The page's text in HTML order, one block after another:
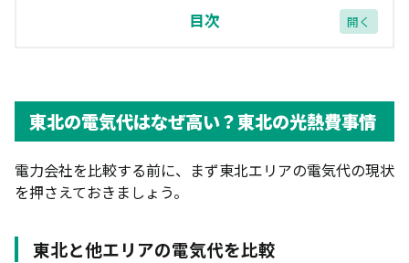
目次
東北と他エリアの電気代を比較
東北の電気代が高くなる3つの理由
2026年5月〜再エネ賦課金の引き上げでさらに負担
増
月】
東北の電気代はなぜ高い？東北の光熱費事情
電力会社を比較する前に、まず東北エリアの電気代の現状
を押さえておきましょう。
東北と他エリアの電気代を比較